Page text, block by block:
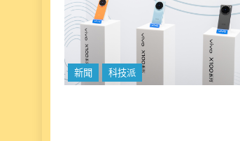
新聞 科技派